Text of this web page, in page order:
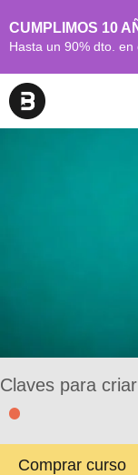
CUMPLIMOS 10
Hasta un 90% dto. en
Claves para
Comprar curso